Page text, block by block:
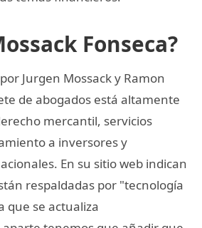
Fonseca?
Jurgen Mossack y Ramon
de abogados está altamente
mercantil, servicios
a inversores y
En su sitio web indican
respaldadas por "tecnología
que se actualiza